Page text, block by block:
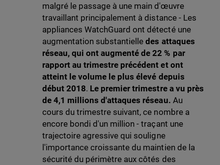
malgré le passage à une main d'œuvre
travaillant principalement à distance - Les
appliances WatchGuard ont détecté une
augmentation substantielledes attaques
réseau, qui ont augmenté de 22 % par
rapport au trimestre précédent et ont
atteint le volume le plus élevé depuis
début 2018. Le premier trimestre a vu près
de 4,1 millions d'attaques réseau. Au
cours du trimestre suivant, ce nombre a
encore bondi d'un million - traçant une
trajectoire agressive qui souligne
l'importance croissante du maintien de la
sécurité du périmètre aux côtés des